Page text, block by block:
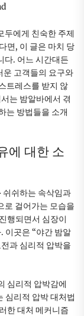
두에게 친숙한 주제
면, 이 글은 마치 당
다. 어느 시간대든
운 고객들의 요구와
트레스를 받지 않
는 밤알바에서 겪
는 방법들을 소개
에 대한 소
쉬쉬하는 속삭임과
로 걸어가는 모습을
행되면서 심장이
이곳은 “야간 밤알
과 심리적 압박을
심리적 압박감에
심리적 압박 대처법
한 대처 메커니즘